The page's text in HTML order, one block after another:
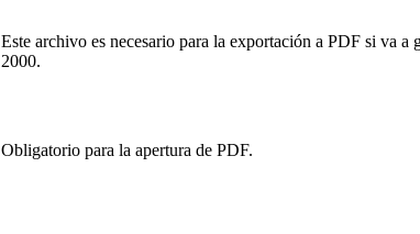
Este archivo es necesario para la exportación a PDF si va
2000.
Obligatorio para la apertura de PDF.